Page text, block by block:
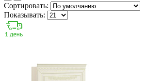
Сортировать:
Показывать: